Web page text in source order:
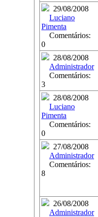
29/08/2008
Luciano
Pimenta
Comentários:
0
28/08/2008
Administrador
Comentários:
3
28/08/2008
Luciano
Pimenta
Comentários:
0
27/08/2008
Administrador
Comentários:
8
26/08/2008
Administrador